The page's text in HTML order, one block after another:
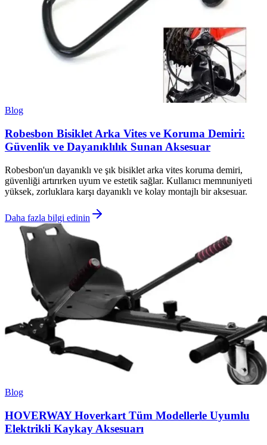
Blog
Robesbon Bisiklet Arka Vites ve Koruma Demiri:
Güvenlik ve Dayanıklılık Sunan Aksesuar
Robesbon'un dayanıklı ve şık bisiklet arka vites koruma demiri,
güvenliği artırırken uyum ve estetik sağlar. Kullanıcı memnuniyeti
yüksek, zorluklara karşı dayanıklı ve kolay montajlı bir aksesuar.
Daha fazla bilgi edinin
Blog
HOVERWAY Hoverkart Tüm Modellerle Uyumlu
Elektrikli Kaykay Aksesuarı